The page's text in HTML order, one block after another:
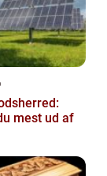
mest ud af